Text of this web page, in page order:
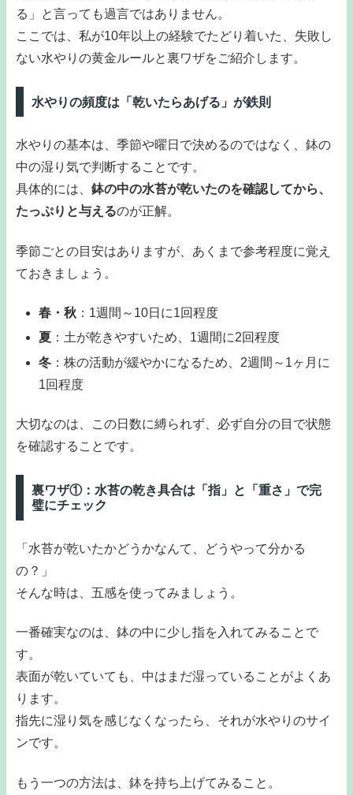
る」と言っても過言ではありません。
ここでは、私が10年以上の経験でたどり着いた、失敗し
ない水やりの黄金ルールと裏ワザをご紹介します。
水やりの頻度は「乾いたらあげる」が鉄則
水やりの基本は、季節や曜日で決めるのではなく、鉢の
中の湿り気で判断することです。
具体的には、 鉢の中の水苔が乾いたのを確認してから、
たっぷりと与えるのが正解。
季節ごとの目安はありますが、あくまで参考程度に覚え
ておきましょう。
春・秋 ：1週間～10日に1回程度
夏 ：土が乾きやすいため、1週間に2回程度
冬 ：株の活動が緩やかになるため、2週間～1ヶ月に
1回程度
大切なのは、この日数に縛られず、必ず自分の目で状態
を確認することです。
裏ワザ①：水苔の乾き具合は「指」と「重さ」で完
璧にチェック
「水苔が乾いたかどうかなんて、どうやって分かる
の？」
そんな時は、五感を使ってみましょう。
一番確実なのは、鉢の中に少し指を入れてみることで
す。
表面が乾いていても、中はまだ湿っていることがよくあ
ります。
指先に湿り気を感じなくなったら、それが水やりのサイ
ンです。
もう一つの方法は、鉢を持ち上げてみること。